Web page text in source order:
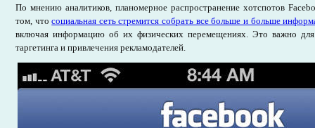
По мнению аналитиков, планомерное распространение хотспотов
том, чтосоциальная сеть стремится собрать все больше и больше
включая информацию об их физических перемещениях. Это важно для
таргетинга и привлечения рекламодателей.